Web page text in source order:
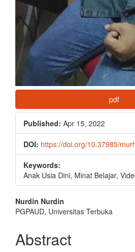
pdf
Published: Apr 15, 2022
DOI: https://doi.org/10.37985/
Keywords:
Anak Usia Dini, Minat Belajar,
Main
Article
Content
Nurdin Nurdin
PGPAUD, Universitas Terbuka
Abstract